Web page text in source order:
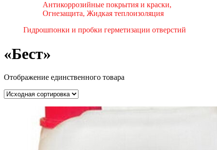
Антикоррозийные покрытия и краски,
Огнезащита, Жидкая теплоизоляция
Гидрошпонки и пробки герметизации отверстий
«Бест»
Отображение единственного товара